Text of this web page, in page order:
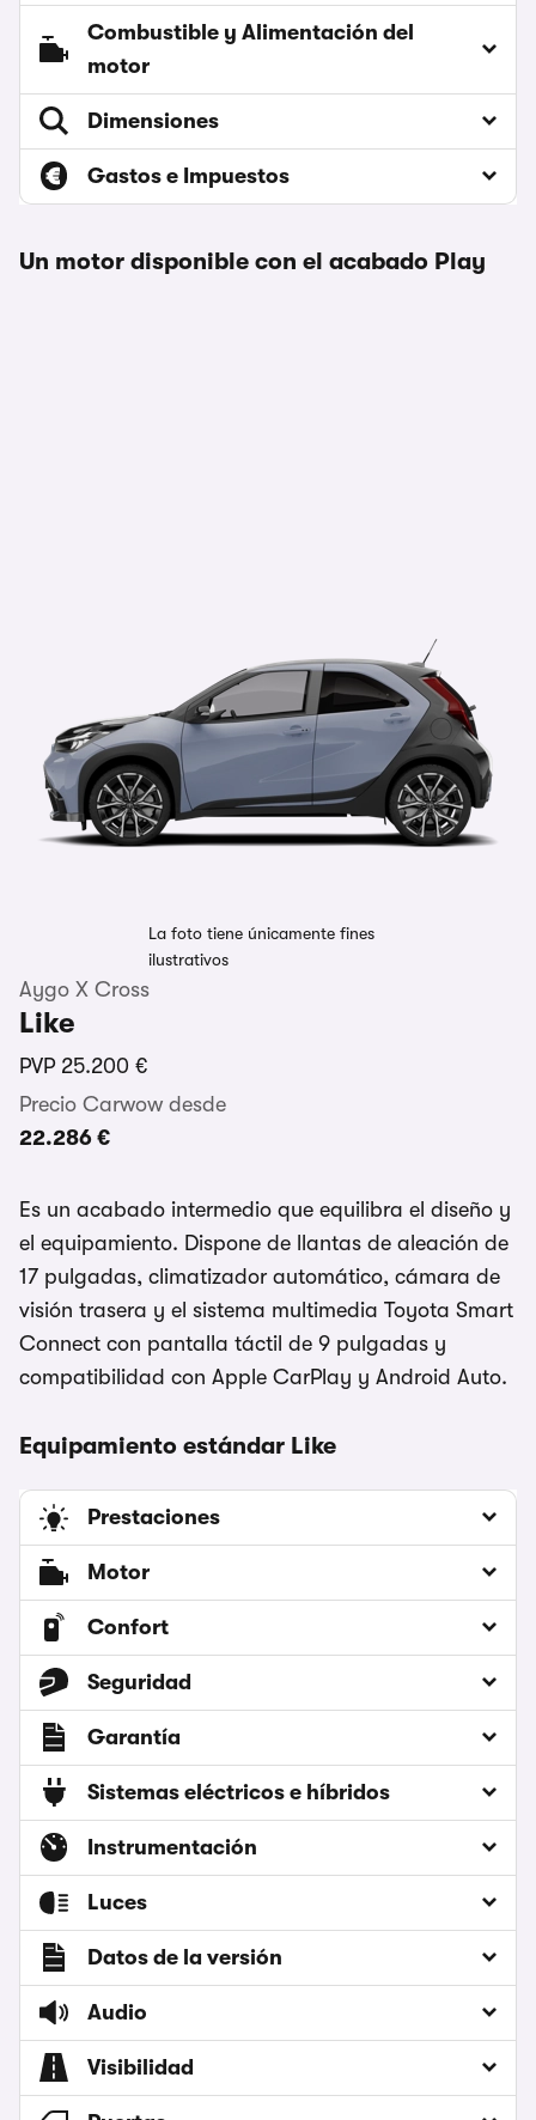
Combustible y Alimentación del
motor
Dimensiones
Gastos e Impuestos
Un motor disponible con el acabado Play
La foto tiene únicamente fines
ilustrativos
Aygo X Cross
Like
PVP 25.200 €
Precio Carwow desde
22.286 €
Es un acabado intermedio que equilibra el diseño y
el equipamiento. Dispone de llantas de aleación de
17 pulgadas, climatizador automático, cámara de
visión trasera y el sistema multimedia Toyota Smart
Connect con pantalla táctil de 9 pulgadas y
compatibilidad con Apple CarPlay y Android Auto.
Equipamiento estándar Like
Prestaciones
Motor
Confort
Seguridad
Garantía
Sistemas eléctricos e híbridos
Instrumentación
Luces
Datos de la versión
Audio
Visibilidad